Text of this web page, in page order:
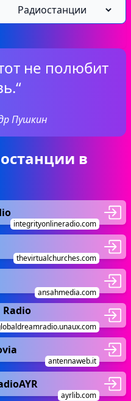
не полюбит
Пушкин
в
integrityonlineradio.com
thevirtualchurches.com
ansahmedia.com
Radio
antennaweb.it
ayrlib.com